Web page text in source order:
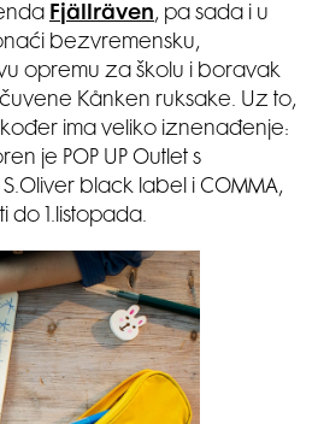
Fjällräven, pa sada i u
bezvremensku,
opremu za školu i boravak
Kånken ruksake. Uz to,
ima veliko iznenađenje:
je POP UP Outlet s
black label i COMMA,
do 1.listopada.